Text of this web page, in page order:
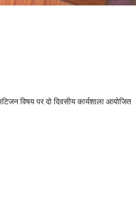
विषय पर दो दिवसीय कार्यशाला आयोजित